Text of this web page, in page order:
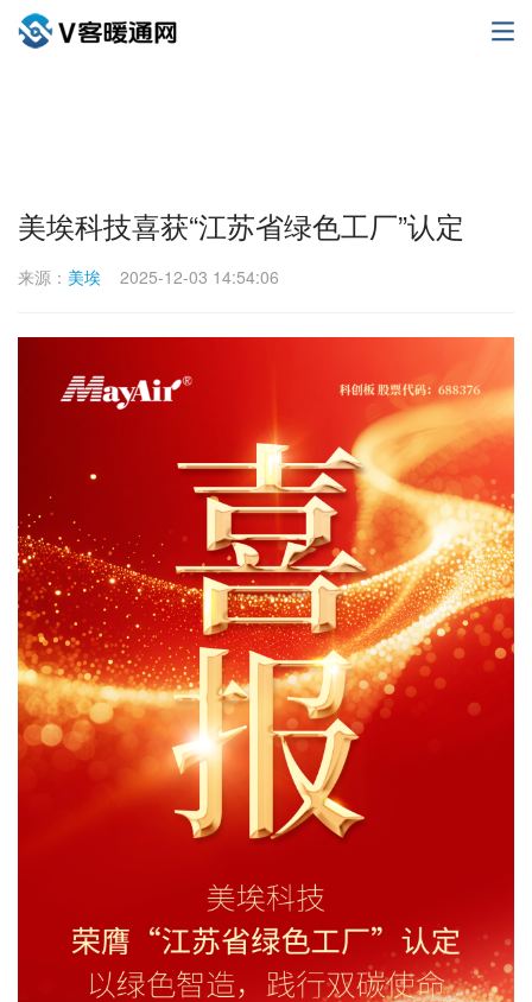
美埃科技喜获“江苏省绿色工厂”认定
来源： 美埃 2025-12-03 14:54:06